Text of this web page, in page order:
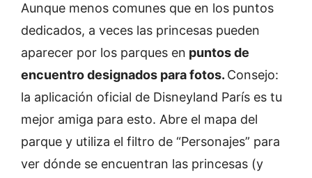
Aunque menos comunes que en los puntos
dedicados, a veces las princesas pueden
aparecer por los parques en puntos de
encuentro designados para fotos. Consejo:
la aplicación oficial de Disneyland París es tu
mejor amiga para esto. Abre el mapa del
parque y utiliza el filtro de “Personajes” para
ver dónde se encuentran las princesas (y